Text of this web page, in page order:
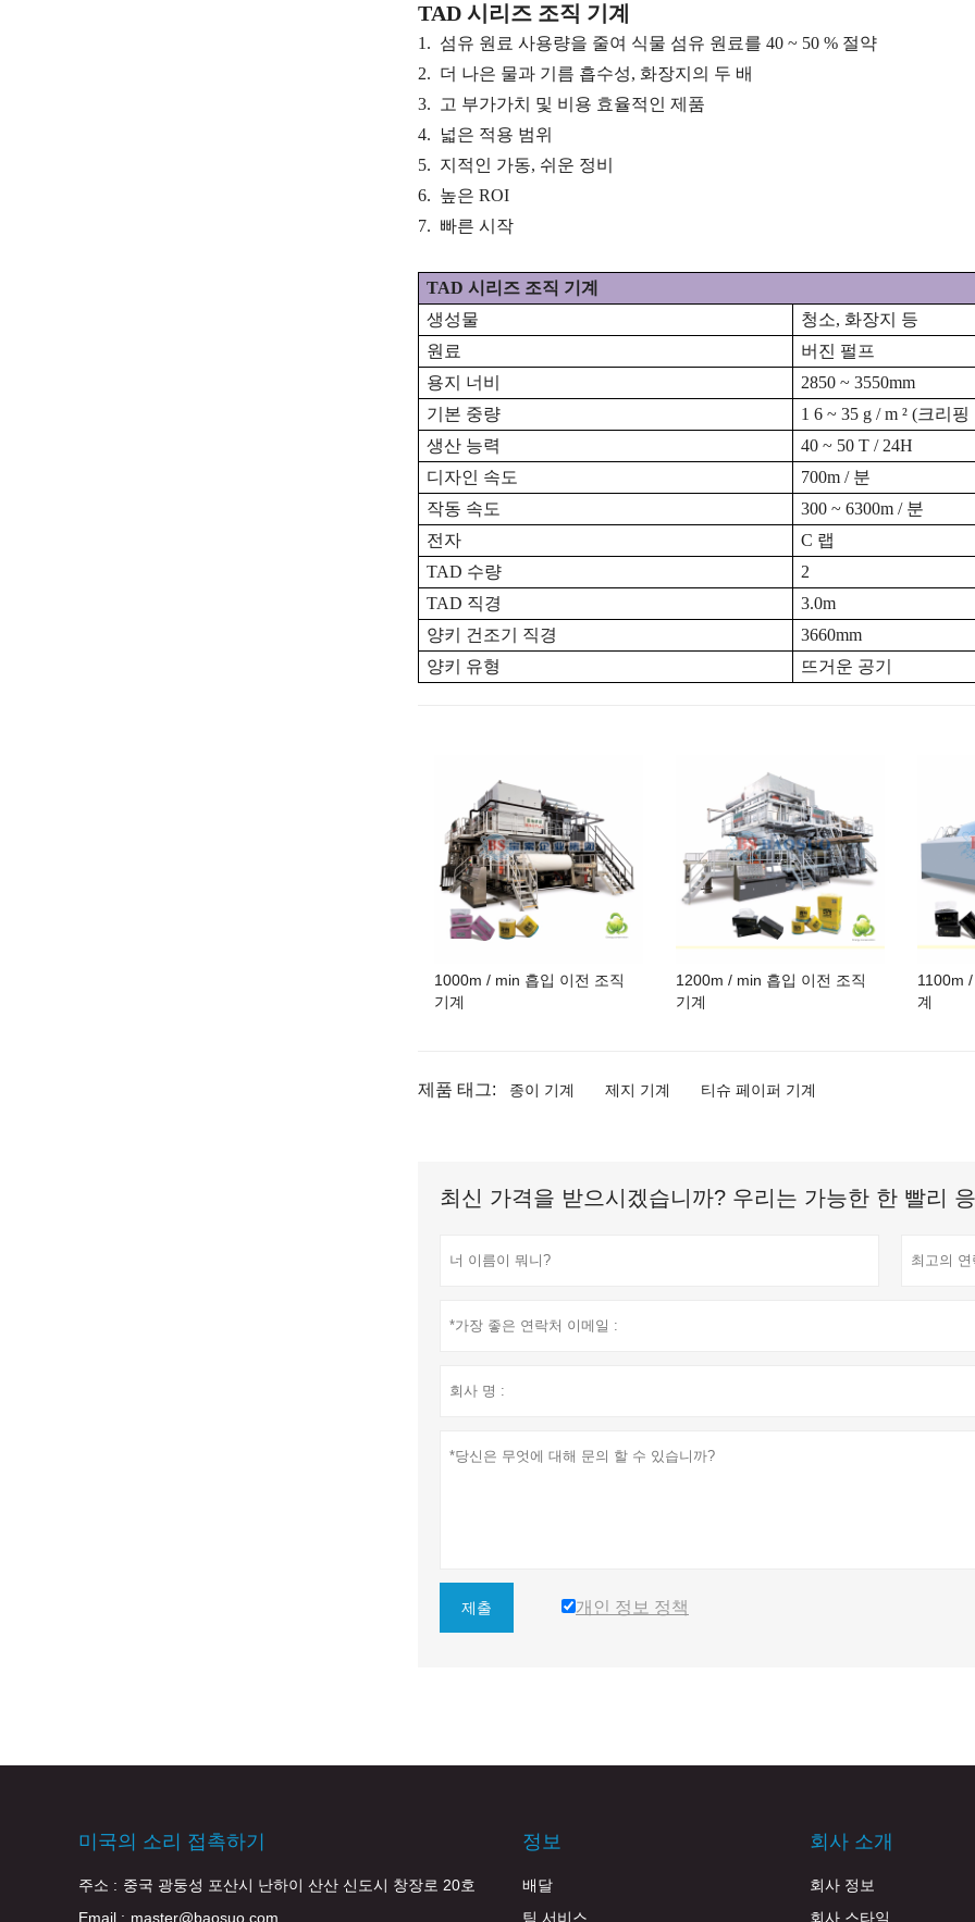
TAD 시리즈 조직 기계
1. 섬유 원료 사용량을 줄여 식물 섬유 원료를 40 ~ 50 % 절약
2. 더 나은 물과 기름 흡수성, 화장지의 두 배
3.
고 부가가치 및 비용 효율적인 제품
4.
넓은 적용 범위
5. 지적인 가동, 쉬운 정비
6. 높은 ROI
7. 빠른 시작
TAD 시리즈 조직 기계
생성물
청소, 화장지 등
원료
버진 펄프
용지 너비
2850 ~ 3550mm
기본 중량
1 6 ~ 35 g / m ² (크리핑
생산 능력
40 ~ 50 T / 24H
디자인 속도
700m / 분
작동 속도
300 ~ 6300m / 분
전자
C 랩
TAD 수량
2
TAD 직경
3.0m
양키 건조기 직경
3660mm
양키 유형
뜨거운 공기
1000m / min 흡입 이전 조직
기계
1200m / min 흡입 이전 조직
기계
1100m
계
제품 태그: 종이 기계 제지 기계 티슈 페이퍼 기계
최신 가격을 받으시겠습니까? 우리는 가능한 한 빨리
제출 개인 정보 정책
미국의 소리 접촉하기
주소 : 중국 광둥성 포산시 난하이 산산 신도시 창장로 20호
Email : master@baosuo.com
정보
배달
팀 서비스
회사 소개
회사 정보
회사 스타일